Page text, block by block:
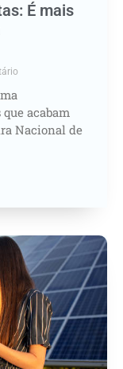
É mais
acabam
Nacional de